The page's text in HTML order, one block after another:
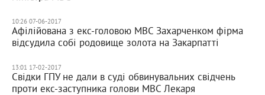
10:26 07-06-2017
Афілійована з екс-головою МВС Захарченком фірма
відсудила собі родовище золота на Закарпатті
13:01 17-02-2017
Свідки ГПУ не дали в суді обвинувальних свідчень
проти екс-заступника голови МВС Лекаря